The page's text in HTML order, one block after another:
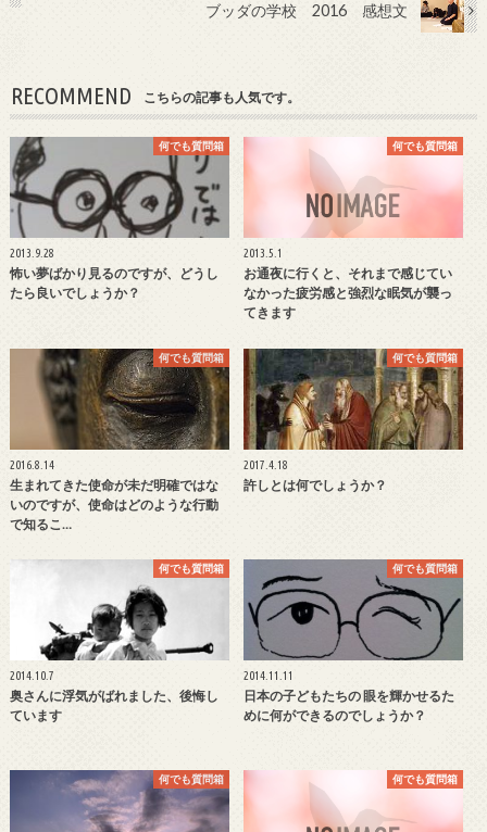
ブッダの学校 2016 感想文
RECOMMEND こちらの記事も人気です。
何でも質問箱
2013.9.28
怖い夢ばかり見るのですが、どうし
たら良いでしょうか？
何でも質問箱
2013.5.1
お通夜に行くと、それまで感じてい
なかった疲労感と強烈な眠気が襲っ
てきます
何でも質問箱
2016.8.14
生まれてきた使命が未だ明確ではな
いのですが、使命はどのような行動
で知るこ…
何でも質問箱
2017.4.18
許しとは何でしょうか？
何でも質問箱
2014.10.7
奥さんに浮気がばれました、後悔し
ています
何でも質問箱
2014.11.11
日本の子どもたちの 眼を輝かせるた
めに何ができるのでしょうか？
何でも質問箱 何でも質問箱